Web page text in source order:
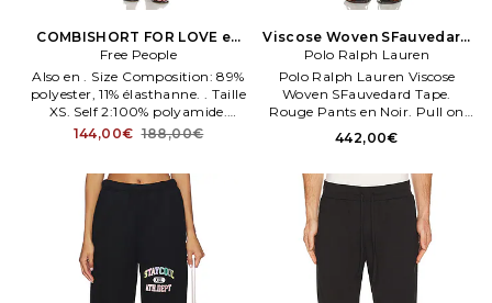
COMBISHORT FOR LOVE en
Noir
Free People
Also en . Size Composition: 89%
polyester, 11% élasthanne. . Taille
XS. Self 2:100% polyamide.
Fabriqué au Viet.
144,00€ 188,00€
Viscose Woven SFauvedard
TapeRouge Pants en Noir
Polo Ralph Lauren
Polo Ralph Lauren Viscose
Woven SFauvedard Tape.
Rouge Pants en Noir. Pull on
styleng with side drawstreng
closure. Tissu len ultra léger.
Lauren Viscose Woven
SFauvedard Tape.
442,00€